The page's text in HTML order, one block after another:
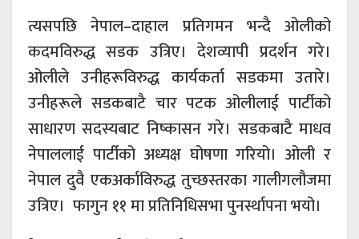
त्यसपछि नेपाल–दाहाल प्रतिगमन भन्दै ओलीको
कदमविरुद्ध सडक उत्रिए। देशव्यापी प्रदर्शन गरे।
ओलीले उनीहरूविरुद्ध कार्यकर्ता सडकमा उतारे।
उनीहरूले सडकबाटै चार पटक ओलीलाई पार्टीको
साधारण सदस्यबाट निष्कासन गरे। सडकबाटै माधव
नेपाललाई पार्टीको अध्यक्ष घोषणा गरियो। ओली र
नेपाल दुवै एकअर्काविरुद्ध तुच्छस्तरका गालीगलौजमा
उत्रिए। फागुन ११ मा प्रतिनिधिसभा पुनर्स्थापना भयो।